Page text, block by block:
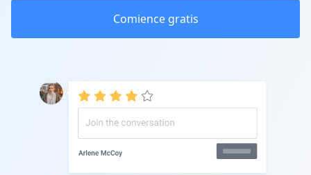
Comience gratis